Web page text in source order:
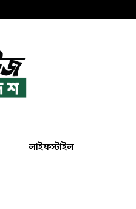
লাইফস্টাইল